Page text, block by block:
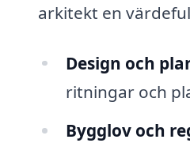
arkitekt en
Design och
ritningar och
Bygglov och